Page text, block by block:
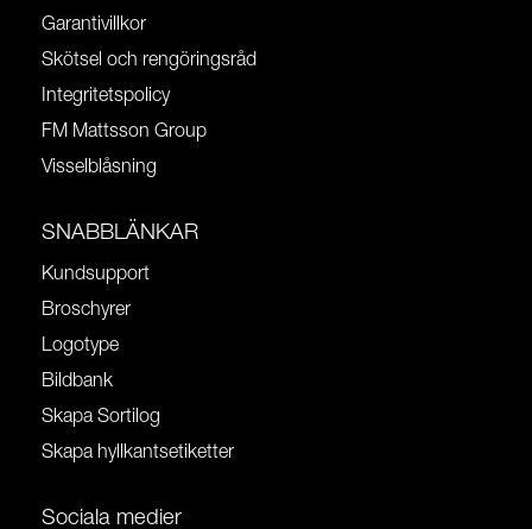
Garantivillkor
Skötsel och rengöringsråd
Integritetspolicy
FM Mattsson Group
Visselblåsning
SNABBLÄNKAR
Kundsupport
Broschyrer
Logotype
Bildbank
Skapa Sortilog
Skapa hyllkantsetiketter
Sociala medier